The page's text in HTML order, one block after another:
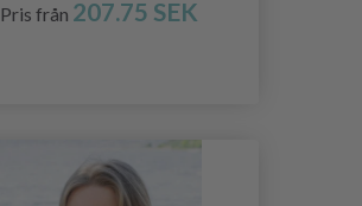
Pris från 207.75 SEK